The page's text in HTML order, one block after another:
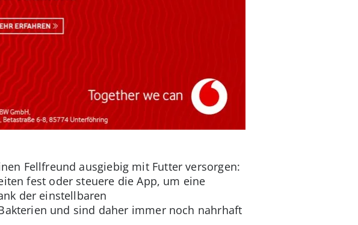
Fellfreund ausgiebig mit Futter versorgen:
fest oder steuere die App, um eine
der einstellbaren
und sind daher immer noch nahrhaft